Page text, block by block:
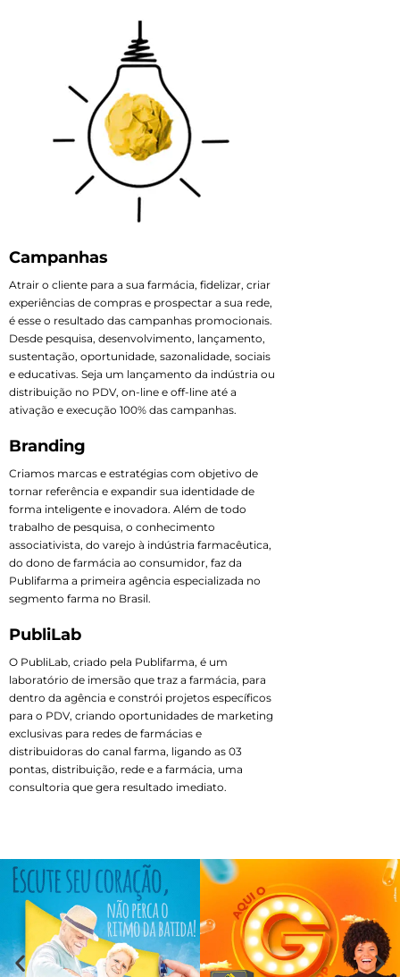
Campanhas
Atrair o cliente para a sua farmácia, fidelizar, criar
experiências de compras e prospectar a sua rede,
é esse o resultado das campanhas promocionais.
Desde pesquisa, desenvolvimento, lançamento,
sustentação, oportunidade, sazonalidade, sociais
e educativas. Seja um lançamento da indústria ou
distribuição no PDV, on-line e off-line até a
ativação e execução 100% das campanhas.
Branding
Criamos marcas e estratégias com objetivo de
tornar referência e expandir sua identidade de
forma inteligente e inovadora. Além de todo
trabalho de pesquisa, o conhecimento
associativista, do varejo à indústria farmacêutica,
do dono de farmácia ao consumidor, faz da
Publifarma a primeira agência especializada no
segmento farma no Brasil.
PubliLab
O PubliLab, criado pela Publifarma, é um
laboratório de imersão que traz a farmácia, para
dentro da agência e constrói projetos específicos
para o PDV, criando oportunidades de marketing
exclusivas para redes de farmácias e
distribuidoras do canal farma, ligando as 03
pontas, distribuição, rede e a farmácia, uma
consultoria que gera resultado imediato.